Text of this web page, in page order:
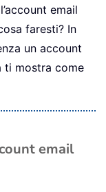
email
faresti? In
un account
ti mostra come
email